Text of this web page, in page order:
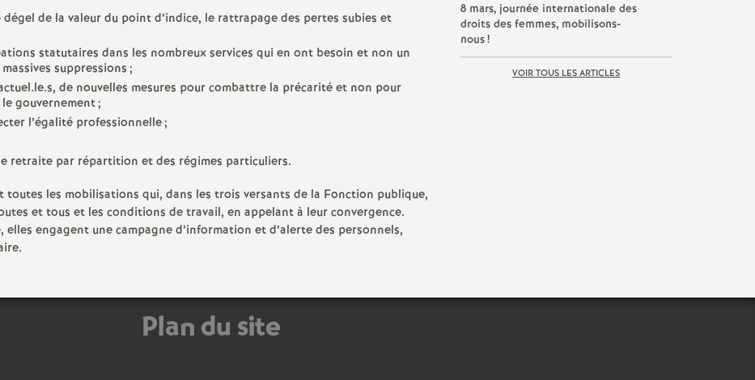
g
n
e
m
e
n
t
s
de la valeur du point d’indice, le rattrapage des pertes subies et
statutaires dans les nombreux services qui en ont besoin et non un
suppressions;
de nouvelles mesures pour combattre la précarité et non pour
gouvernement;
l’égalité professionnelle;
retraite par répartition et des régimes particuliers.
toutes les mobilisations qui, dans les trois versants de la Fonction publique,
et tous et les conditions de travail, en appelant à leur convergence.
engagent une campagne d’information et d’alerte des personnels,
8 mars, journée internationale des
droits des femmes, mobilisons-
nous!
VOIR TOUS LES ARTICLES
Plan du site